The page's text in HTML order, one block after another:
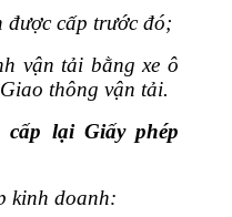
được cấp trước đó;
vận tải bằng xe ô
thông vận tải.
lại Giấy phép
kinh doanh: